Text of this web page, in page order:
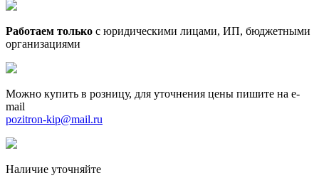
Работаем только с юридическими лицами, ИП, бюджетными
организациями
Можно купить в розницу, для уточнения цены пишите на e-
mail
pozitron-kip@mail.ru
Наличие уточняйте